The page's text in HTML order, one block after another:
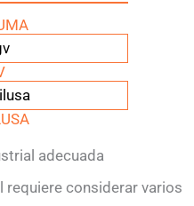
adecuada
requiere considerar varios